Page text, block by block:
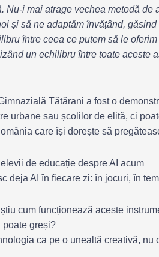
Nu-i mai atrage vechea metodă
și să ne adaptăm învățând,
între ceea ce putem să le
un echilibru între toate aceste
Tătărani a fost o
urbane sau școlilor de elită, ci
care își dorește să
de educație despre AI acum
deja AI în fiecare zi: în jocuri, în
cum funcționează aceste
poate greși?
ca pe o unealtă creativă, nu